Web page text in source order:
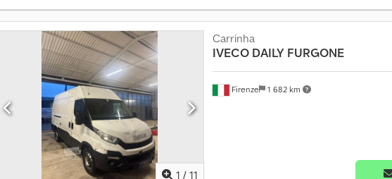
1 / 11
Firenze 1 682 km
Carrinha
IVECO DAILY FURGONE